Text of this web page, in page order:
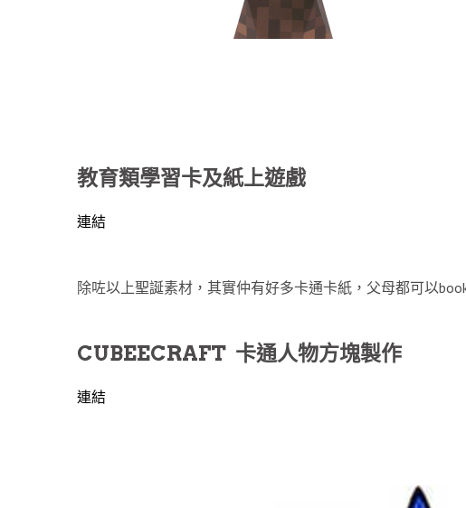
教育類學習卡及紙上遊戲
連結
除咗以上聖誕素材，其實仲有好多卡通卡紙，父母都可以
CUBEECRAFT 卡通人物方塊製作
連結